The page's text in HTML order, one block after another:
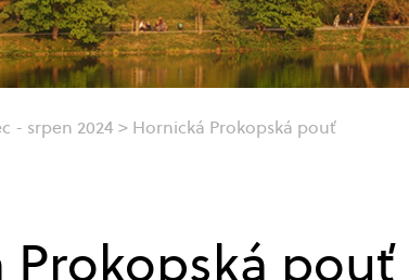
- srpen 2024 > Hornická Prokopská pouť
Prokopská pouť